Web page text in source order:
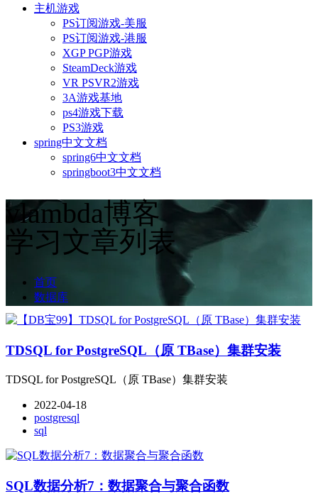
主机游戏
PS订阅游戏-美服
PS订阅游戏-港服
XGP PGP游戏
SteamDeck游戏
VR PSVR2游戏
3A游戏基地
ps4游戏下载
PS3游戏
spring中文文档
spring6中文文档
springboot3中文文档
vlambda博客
学习文章列表
首页
数据库
TDSQL for PostgreSQL（原 TBase）集群安装
TDSQL for PostgreSQL（原 TBase）集群安装
2022-04-18
postgresql
sql
SQL数据分析7：数据聚合与聚合函数